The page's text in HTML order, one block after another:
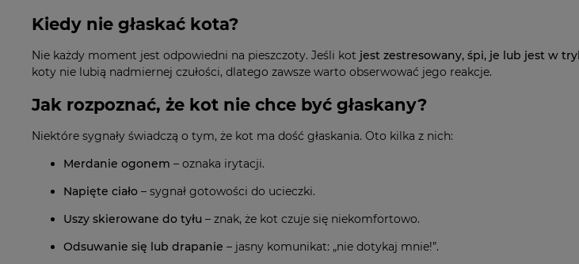
Kiedy nie głaskać kota?
Nie każdy moment jest odpowiedni na pieszczoty. Jeśli kot jest zestresowany, śpi, je lub jest w
koty nie lubią nadmiernej czułości, dlatego zawsze warto obserwować jego reakcje.
Jak rozpoznać, że kot nie chce być głaskany?
Niektóre sygnały świadczą o tym, że kot ma dość głaskania. Oto kilka z nich:
Merdanie ogonem – oznaka irytacji.
Napięte ciało – sygnał gotowości do ucieczki.
Uszy skierowane do tyłu – znak, że kot czuje się niekomfortowo.
Odsuwanie się lub drapanie – jasny komunikat: „nie dotykaj mnie!”.